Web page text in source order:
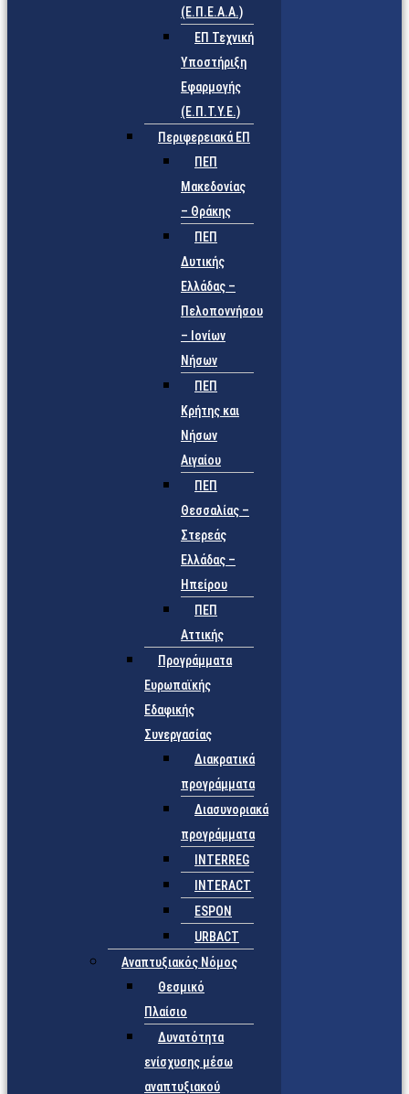
(Ε.Π.Ε.Α.Α.)
ΕΠ Τεχνική
Υποστήριξη
Εφαρμογής
(Ε.Π.Τ.Υ.Ε.)
Περιφερειακά ΕΠ
ΠΕΠ
Μακεδονίας
– Θράκης
ΠΕΠ
Δυτικής
Ελλάδας –
Πελοποννήσου
– Ιονίων
Νήσων
ΠΕΠ
Κρήτης και
Νήσων
Αιγαίου
ΠΕΠ
Θεσσαλίας –
Στερεάς
Ελλάδας –
Ηπείρου
ΠΕΠ
Αττικής
Προγράμματα
Ευρωπαϊκής
Εδαφικής
Συνεργασίας
Διακρατικά
προγράμματα
Διασυνοριακά
προγράμματα
INTERREG
INTERACT
ESPON
URBACT
Αναπτυξιακός Νόμος
Θεσμικό
Πλαίσιο
Δυνατότητα
ενίσχυσης μέσω
αναπτυξιακού